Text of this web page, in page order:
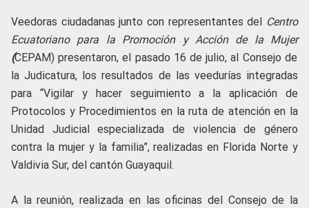
Veedoras ciudadanas junto con representantes del Centro
Ecuatoriano para la Promoción y Acción de la Mujer
(CEPAM) presentaron, el pasado 16 de julio, al Consejo de
la Judicatura, los resultados de las veedurías integradas
para “Vigilar y hacer seguimiento a la aplicación de
Protocolos y Procedimientos en la ruta de atención en la
Unidad Judicial especializada de violencia de género
contra la mujer y la familia”, realizadas en Florida Norte y
Valdivia Sur, del cantón Guayaquil.
A la reunión, realizada en las oficinas del Consejo de la